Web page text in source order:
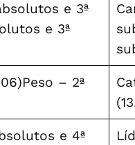
e 3ª
e 3ª
– 2ª
e 4ª